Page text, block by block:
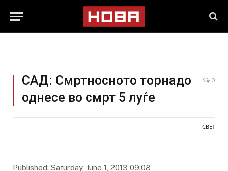
САД: Смртносното торнадо
однесе во смрт 5 луѓе
0
СВЕТ
Published: Saturday, June 1, 2013 09:08